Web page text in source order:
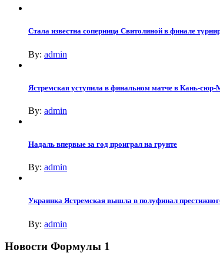
Стала известна соперница Свитолиной в финале
By: admin
Ястремская уступила в финальном матче в Кань-сюр-
By: admin
Надаль впервые за год проиграл на грунте
By: admin
Украинка Ястремская вышла в полуфинал
By: admin
Новости Формулы 1